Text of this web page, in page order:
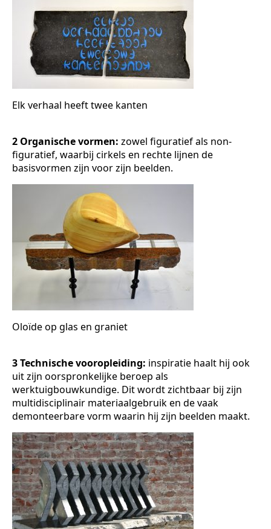
Elk verhaal heeft twee kanten
2 Organische vormen: zowel figuratief als non-
figuratief, waarbij cirkels en rechte lijnen de
basisvormen zijn voor zijn beelden.
Oloïde op glas en graniet
3 Technische vooropleiding: inspiratie haalt hij ook
uit zijn oorspronkelijke beroep als
werktuigbouwkundige. Dit wordt zichtbaar bij zijn
multidisciplinair materiaalgebruik en de vaak
demonteerbare vorm waarin hij zijn beelden maakt.